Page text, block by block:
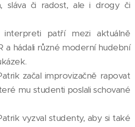
sláva či radost, ale i drogy či
interpreti patří mezi aktuálně
a hádali různé moderní hudební
začal improvizačně rapovat
mu studenti poslali schované
vyzval studenty, aby si také